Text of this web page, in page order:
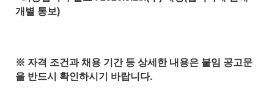
개별 통보)
※ 자격 조건과 채용 기간 등 상세한 내용은 붙임 공고문
을 반드시 확인하시기 바랍니다.